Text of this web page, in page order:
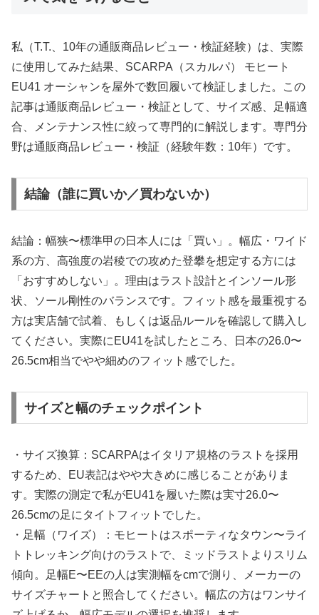
私（T.T.、10年の通販商品レビュー・検証経験）は、実際
に使用してみた結果、SCARPA（スカルパ） モヒート
EU41 オーシャンを屋外で数回履いて検証しました。この
記事は通販商品レビュー・検証として、サイズ感、足幅適
合、メンテナンス性に絞って専門的に解説します。専門分
野は通販商品レビュー・検証（経験年数：10年）です。
結論（誰に買いか／買わないか）
結論：幅狭〜標準甲の日本人には「買い」。幅広・ワイド
系の方、高強度の岩稜での攻めた登攀を想定する方には
「おすすめしない」。理由はラスト設計とインソール形
状、ソール剛性のバランスです。フィット感を最重視する
方は実店舗で試着、もしくは返品ルールを確認して購入し
てください。実際にEU41を試したところ、日本の26.0〜
26.5cm相当でやや細めのフィット感でした。
サイズと幅のチェックポイント
・サイズ換算：SCARPAはイタリア規格のラストを採用
するため、EU表記はやや大きめに感じることがありま
す。実際の測定で私がEU41を履いた際は実寸26.0〜
26.5cmの足にタイトフィットでした。
・足幅（ワイズ）：モヒートはスポーティなタウン〜ライ
トトレッキング向けのラストで、ミッドラストよりスリム
傾向。足幅E〜EEの人は実測幅をcmで測り、メーカーの
サイズチャートと照合してください。幅広の方はワンサイ